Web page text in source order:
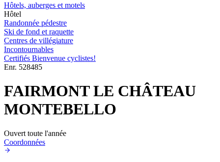
Hôtels, auberges et motels
Hôtel
Randonnée pédestre
Ski de fond et raquette
Centres de villégiature
Incontournables
Certifiés Bienvenue cyclistes!
Enr. 528485
FAIRMONT LE CHÂTEAU
MONTEBELLO
Ouvert toute l'année
Coordonnées